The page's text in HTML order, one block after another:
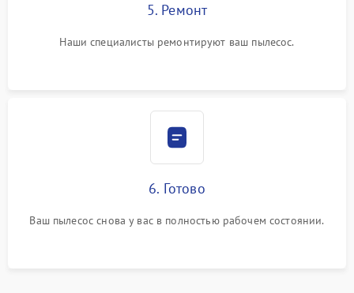
5. Ремонт
Наши специалисты ремонтируют ваш пылесос.
6. Готово
Ваш пылесос снова у вас в полностью рабочем состоянии.